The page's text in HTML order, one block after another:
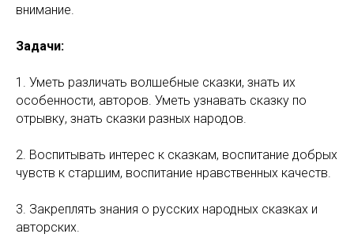
внимание.
Задачи:
1. Уметь различать волшебные сказки, знать их
особенности, авторов. Уметь узнавать сказку по
отрывку, знать сказки разных народов.
2. Воспитывать интерес к сказкам, воспитание добрых
чувств к старшим, воспитание нравственных качеств.
3. Закреплять знания о русских народных сказках и
авторских.